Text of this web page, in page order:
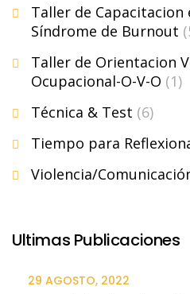
Taller de Capacitacion
Síndrome de Burnout
Taller de Orientacion
Ocupacional-O-V-O (1)
Técnica & Test (6)
Tiempo para
Violencia/
Ultimas Publicaciones
29 AGOSTO, 2022